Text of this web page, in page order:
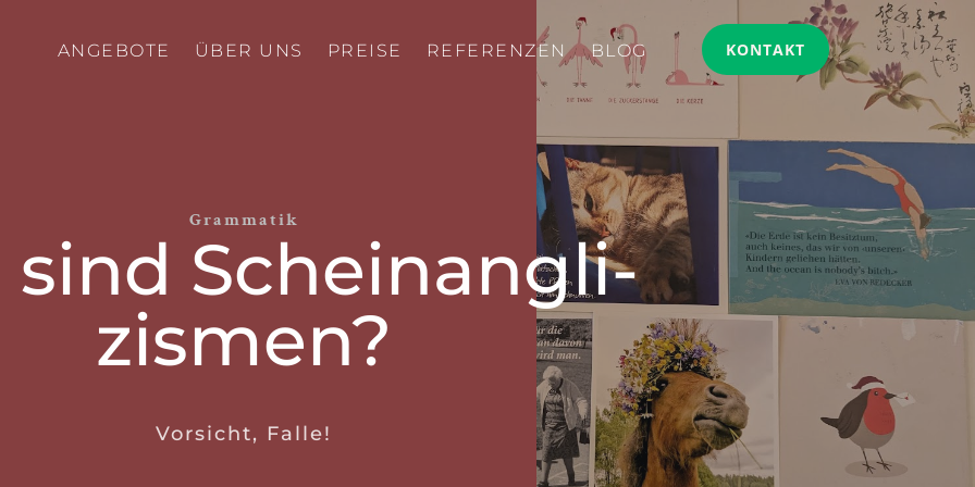
ANGEBOTE ÜBER UNS PREISE REFERENZEN BLOG KONTAKT
Grammatik
sind Schein­angli­
zismen?
Vorsicht, Falle!